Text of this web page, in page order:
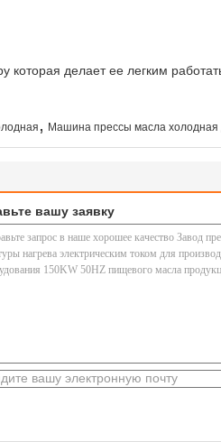
делает ее легким
, Машина прессы масла холодная
вашу заявку